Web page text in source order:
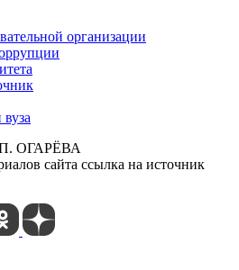
организации
ОГАРЁВА
сайта ссылка на источник